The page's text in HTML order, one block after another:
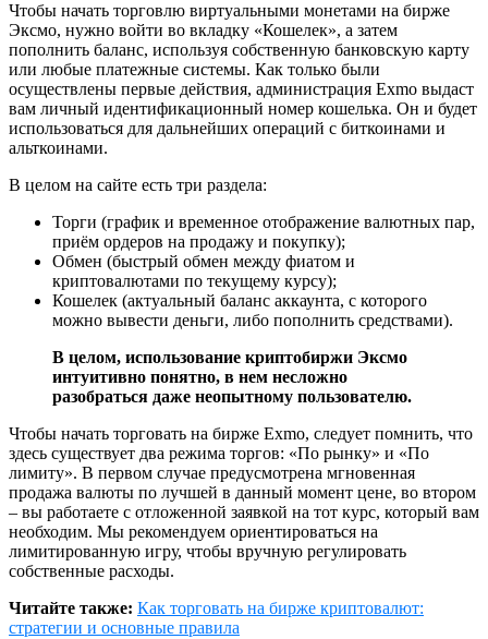
Чтобы начать торговлю виртуальными монетами на бирже
Эксмо, нужно войти во вкладку «Кошелек», а затем
пополнить баланс, используя собственную банковскую карту
или любые платежные системы. Как только были
осуществлены первые действия, администрация Exmo выдаст
вам личный идентификационный номер кошелька. Он и будет
использоваться для дальнейших операций с биткоинами и
альткоинами.
В целом на сайте есть три раздела:
Торги (график и временное отображение валютных пар,
приём ордеров на продажу и покупку);
Обмен (быстрый обмен между фиатом и
криптовалютами по текущему курсу);
Кошелек (актуальный баланс аккаунта, с которого
можно вывести деньги, либо пополнить средствами).
В целом, использование криптобиржи Эксмо
интуитивно понятно, в нем несложно
разобраться даже неопытному пользователю.
Чтобы начать торговать на бирже Exmo, следует помнить, что
здесь существует два режима торгов: «По рынку» и «По
лимиту». В первом случае предусмотрена мгновенная
продажа валюты по лучшей в данный момент цене, во втором
– вы работаете с отложенной заявкой на тот курс, который вам
необходим. Мы рекомендуем ориентироваться на
лимитированную игру, чтобы вручную регулировать
собственные расходы.
Читайте также: Как торговать на бирже криптовалют:
стратегии и основные правила